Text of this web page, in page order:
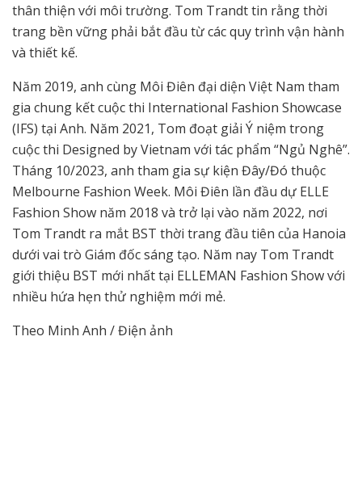
thân thiện với môi trường. Tom Trandt tin rằng thời
trang bền vững phải bắt đầu từ các quy trình vận hành
và thiết kế.
Năm 2019, anh cùng Môi Điên đại diện Việt Nam tham
gia chung kết cuộc thi International Fashion Showcase
(IFS) tại Anh. Năm 2021, Tom đoạt giải Ý niệm trong
cuộc thi Designed by Vietnam với tác phẩm “Ngủ Nghê”.
Tháng 10/2023, anh tham gia sự kiện Đây/Đó thuộc
Melbourne Fashion Week. Môi Điên lần đầu dự ELLE
Fashion Show năm 2018 và trở lại vào năm 2022, nơi
Tom Trandt ra mắt BST thời trang đầu tiên của Hanoia
dưới vai trò Giám đốc sáng tạo. Năm nay Tom Trandt
giới thiệu BST mới nhất tại ELLEMAN Fashion Show với
nhiều hứa hẹn thử nghiệm mới mẻ.
Theo Minh Anh / Điện ảnh